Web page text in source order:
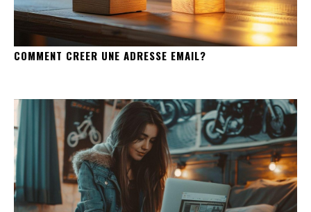
COMMENT CREER UNE ADRESSE EMAIL?